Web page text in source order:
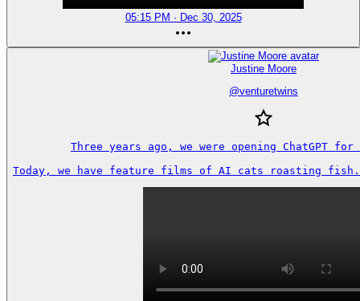
05:15 PM · Dec 30, 2025
Justine Moore
@venturetwins
Three years ago, we were opening ChatGPT
Today, we have feature films of AI cats roasting fish.